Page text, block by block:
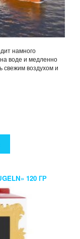
намного
воде и медленно
свежим воздухом и
120 ГР